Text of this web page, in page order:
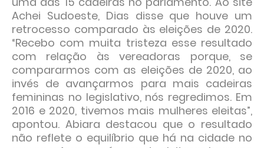
Achei Sudoeste, Dias disse que houve um
retrocesso comparado às eleições de 2020.
“Recebo com muita tristeza esse resultado
com relação às vereadoras porque, se
compararmos com as eleições de 2020, ao
invés de avançarmos para mais cadeiras
femininas no legislativo, nós regredimos. Em
2016 e 2020, tivemos mais mulheres eleitas”,
apontou. Abiara destacou que o resultado
não reflete o equilíbrio que há na cidade no